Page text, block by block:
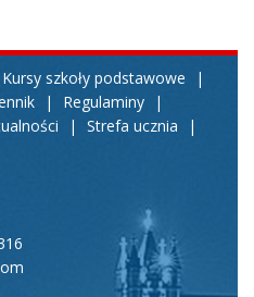
Kursy szkoły podstawowe
|
| Regulaminy
|
| Strefa ucznia
|